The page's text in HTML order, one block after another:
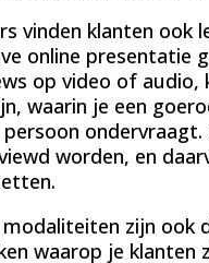
vinden klanten ook
online presentatie
op video of audio,
waarin je een
persoon ondervraagt.
worden, en
zijn ook
waarop je klanten